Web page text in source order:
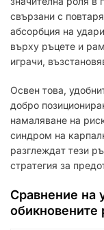
свързани с
абсорбция на
върху ръцете и
играчи,
Освен това,
добро
намаляване на
синдром на
разглеждат тези
стратегия за
Сравнение на
обикновените